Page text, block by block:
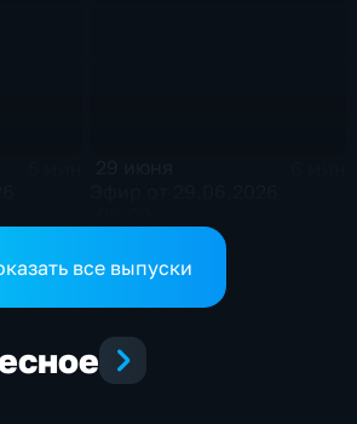
все выпуски